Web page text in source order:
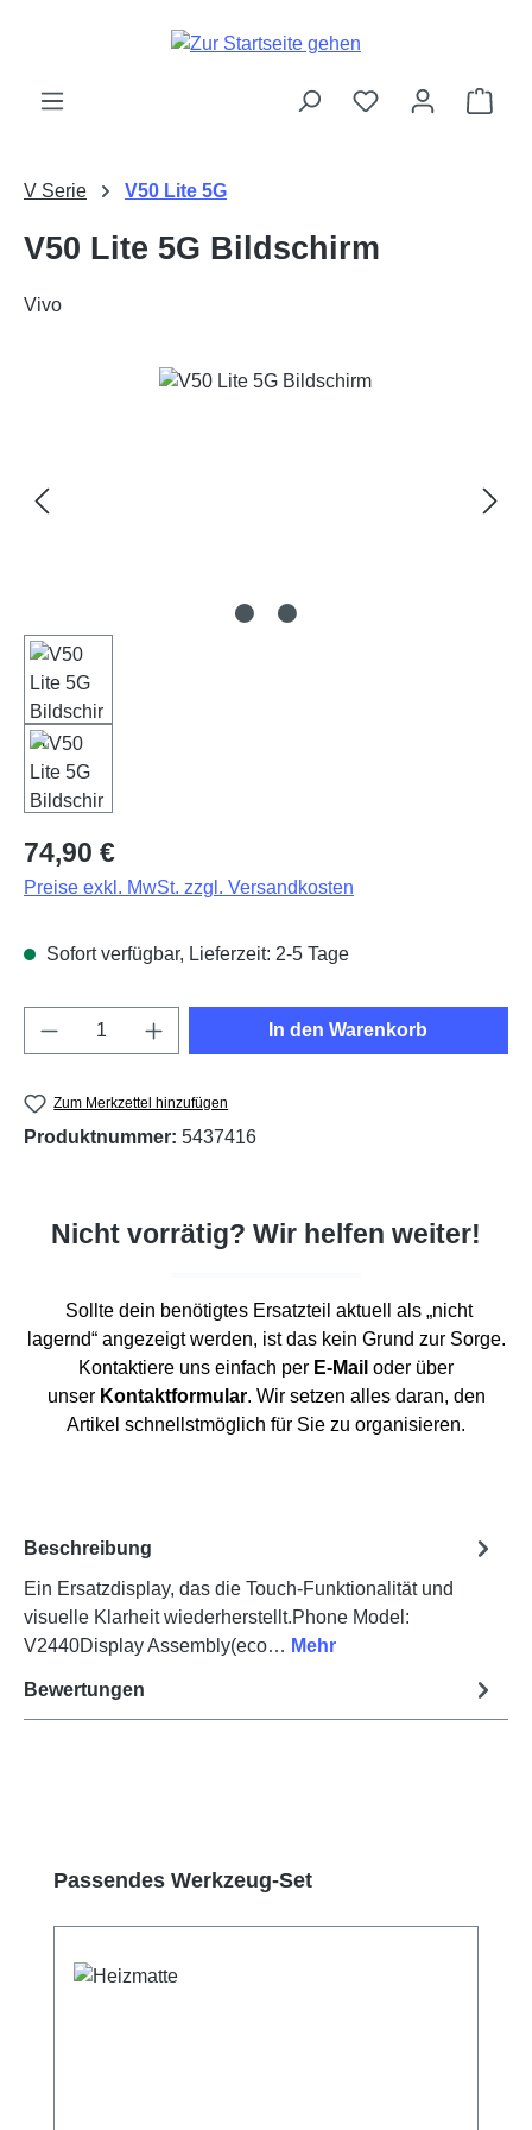
Zum Hauptinhalt springen
V Serie V50 Lite 5G
V50 Lite 5G Bildschirm
Vivo
Bildergalerie überspringen
Regulärer Preis:
74,90 €
Preise exkl. MwSt. zzgl. Versandkosten
Sofort verfügbar, Lieferzeit: 2-5 Tage
Produkt Anzahl: Gib den gewünschten
In den Warenkorb
Zum Merkzettel hinzufügen
Produktnummer: 5437416
Nicht vorrätig? Wir helfen weiter!
Sollte dein benötigtes Ersatzteil aktuell als „nicht
lagernd“ angezeigt werden, ist das kein Grund zur Sorge.
Kontaktiere uns einfach per E-Mail oder über
unser Kontaktformular. Wir setzen alles daran, den
Artikel schnellstmöglich für Sie zu organisieren.
Beschreibung
Ein Ersatzdisplay, das die Touch-Funktionalität und
visuelle Klarheit wiederherstellt.Phone Model:
V2440Display Assembly(eco… Mehr
Bewertungen
Produktgalerie überspringen
Passendes Werkzeug-Set